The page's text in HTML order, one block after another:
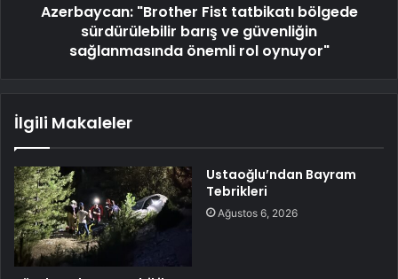
Azerbaycan: "Brother Fist tatbikatı bölgede
sürdürülebilir barış ve güvenliğin
sağlanmasında önemli rol oynuyor"
İlgili Makaleler
Ustaoğlu’ndan Bayram
Tebrikleri
Ağustos 6, 2026